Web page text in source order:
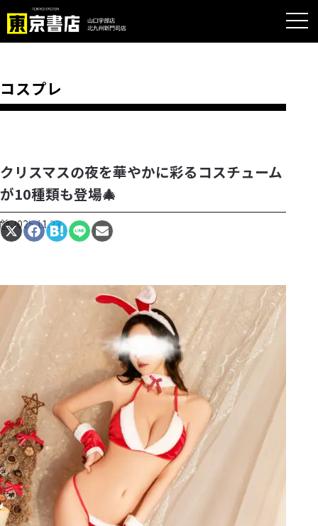
コスプレ
クリスマスの夜を華やかに彩るコスチューム
が10種類も登場🎄
2025.11.23
Share
on
Share
on
Share
on
Share
on
Share
on